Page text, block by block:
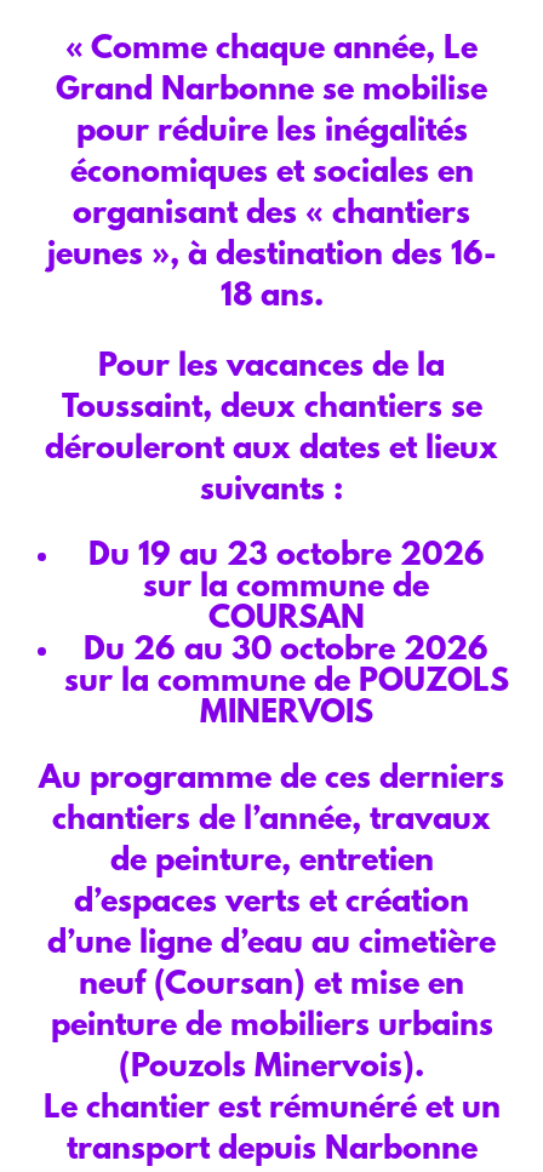
« Comme chaque année, Le
Grand Narbonne se mobilise
pour réduire les inégalités
économiques et sociales en
organisant des « chantiers
jeunes », à destination des 16-
18 ans.
Pour les vacances de la
Toussaint, deux chantiers se
dérouleront aux dates et lieux
suivants :
Du 19 au 23 octobre 2026
sur la commune de
COURSAN
Du 26 au 30 octobre 2026
sur la commune de POUZOLS
MINERVOIS
Au programme de ces derniers
chantiers de l’année, travaux
de peinture, entretien
d’espaces verts et création
d’une ligne d’eau au cimetière
neuf (Coursan) et mise en
peinture de mobiliers urbains
(Pouzols Minervois).
Le chantier est rémunéré et un
transport depuis Narbonne